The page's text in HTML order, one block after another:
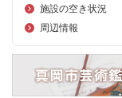
施設の空き状況
周辺情報